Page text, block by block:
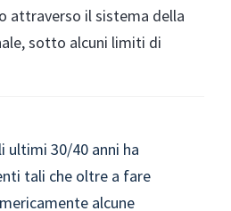
attraverso il sistema della
sotto alcuni limiti di
ultimi 30/40 anni ha
tali che oltre a fare
alcune